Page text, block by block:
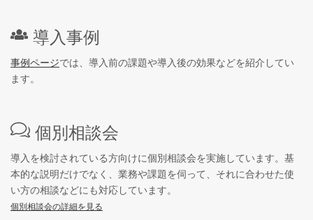
導入事例
事例ページでは、導入前の課題や導入後の効果などを紹介してい
ます。
個別相談会
導入を検討されている方向けに個別相談会を実施しています。基
本的な説明だけでなく、業務や課題を伺って、それに合わせた使
い方の相談などにも対応しています。
個別相談会の詳細を見る